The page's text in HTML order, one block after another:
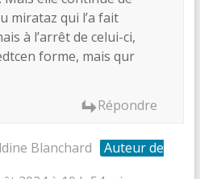
mirataz qui l’a fait
à l’arrêt de celui-ci,
forme, mais qur
Répondre
Blanchard
Auteur de